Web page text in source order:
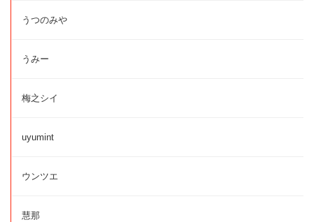
うつのみや
うみー
梅之シイ
uyumint
ウンツエ
慧那